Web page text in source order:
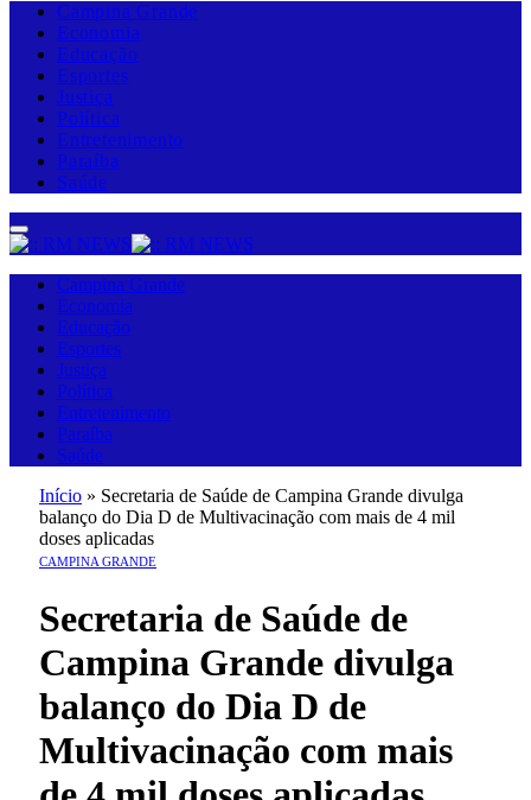
Campina Grande
Economia
Educação
Esportes
Justiça
Política
Entretenimento
Paraíba
Saúde
Campina Grande
Economia
Educação
Esportes
Justiça
Política
Entretenimento
Paraíba
Saúde
Início » Secretaria de Saúde de Campina Grande divulga
balanço do Dia D de Multivacinação com mais de 4 mil
doses aplicadas
CAMPINA GRANDE
Secretaria de Saúde de
Campina Grande divulga
balanço do Dia D de
Multivacinação com mais